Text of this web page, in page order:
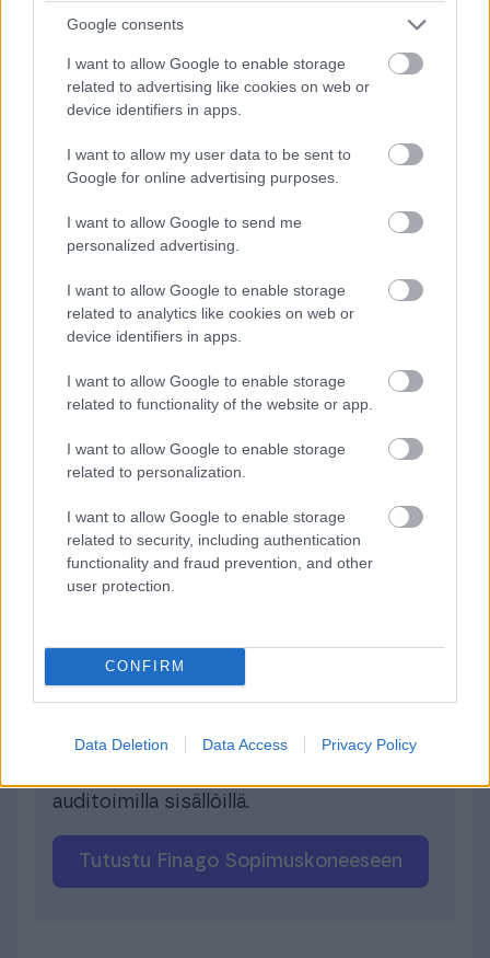
Google consents
I want to allow Google to enable storage
related to advertising like cookies on web or
device identifiers in apps.
I want to allow my user data to be sent to
Google for online advertising purposes.
I want to allow Google to send me
personalized advertising.
I want to allow Google to enable storage
related to analytics like cookies on web or
device identifiers in apps.
I want to allow Google to enable storage
related to functionality of the website or app.
I want to allow Google to enable storage
related to personalization.
I want to allow Google to enable storage
related to security, including authentication
functionality and fraud prevention, and other
user protection.
CONFIRM
Data Deletion Data Access Privacy Policy
huolellisesti laaditut
turvaa epäselviin tilanteisiin.
Päätöksiä tehtäessä hallituksen jäsenellä on
mielipide hallituksen kokouksen
pöytäkirjaan.
Osakeyhtiö ei myöskään suojaa
jos esimerkiksi yhtiön omaisuutta
piilotetaan velkojien ulottumattomiin tai
laiminlyödään.
Finago
Sopimuskoneella laadit
helposti laadukkaita
asiakirjoja luotettavilla
Helppokäyttöinen sopimisen palvelu,
osakeyhtiön toimintaan liittyvät
auditoimilla sisällöillä.
Tutustu Finago Sopimuskoneeseen